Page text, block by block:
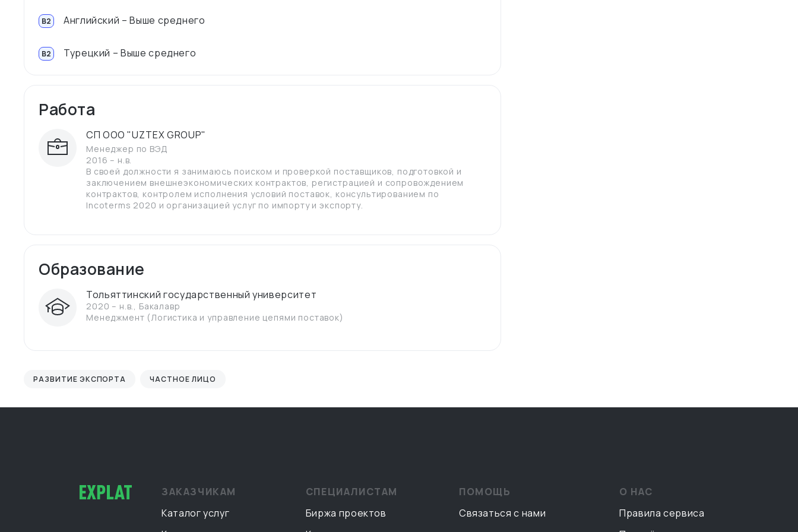
B2 Английский – Выше среднего
B2 Турецкий – Выше среднего
Работа
СП ООО "UZTEX GROUP"
Менеджер по ВЭД
2016 – н.в.
В своей должности я занимаюсь поиском и проверкой поставщиков, подготовкой и
заключением внешнеэкономических контрактов, регистрацией и сопровождением
контрактов, контролем исполнения условий поставок, консультированием по
Incoterms 2020 и организацией услуг по импорту и экспорту.
Образование
Тольяттинский государственный университет
2020 – н.в., Бакалавр
Менеджмент (Логистика и управление цепями поставок)
РАЗВИТИЕ ЭКСПОРТА ЧАСТНОЕ ЛИЦО
ЗАКАЗЧИКАМ
Каталог услуг
СПЕЦИАЛИСТАМ
Биржа проектов
ПОМОЩЬ
Связаться с нами
О НАС
Правила сервиса